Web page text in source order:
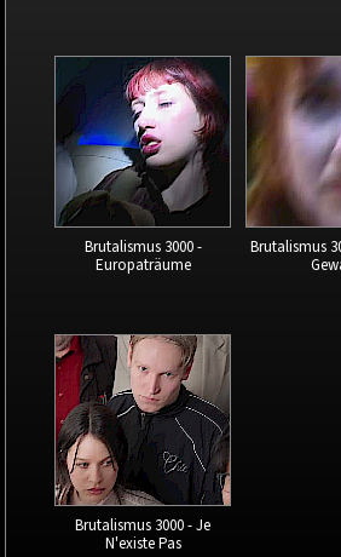
Brutalismus 3000 -
Europaträume
Brutalismus
Brutalismus 3000 - Je
N'existe Pas